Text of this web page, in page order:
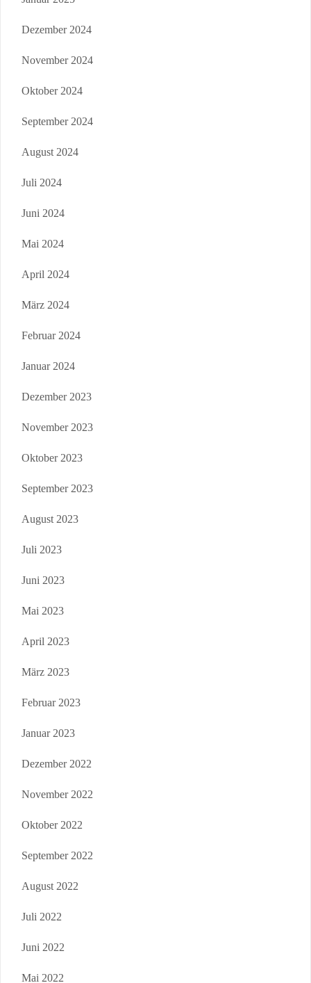
Dezember 2024
November 2024
Oktober 2024
September 2024
August 2024
Juli 2024
Juni 2024
Mai 2024
April 2024
März 2024
Februar 2024
Januar 2024
Dezember 2023
November 2023
Oktober 2023
September 2023
August 2023
Juli 2023
Juni 2023
Mai 2023
April 2023
März 2023
Februar 2023
Januar 2023
Dezember 2022
November 2022
Oktober 2022
September 2022
August 2022
Juli 2022
Juni 2022
Mai 2022